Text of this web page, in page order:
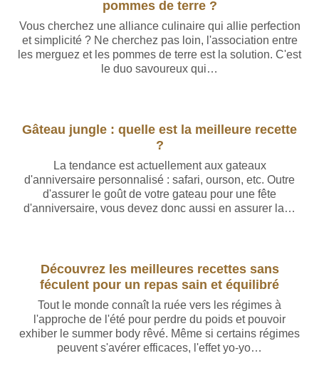
pommes de terre ?
Vous cherchez une alliance culinaire qui allie perfection
et simplicité ? Ne cherchez pas loin, l'association entre
les merguez et les pommes de terre est la solution. C'est
le duo savoureux qui…
Gâteau jungle : quelle est la meilleure recette
?
La tendance est actuellement aux gateaux
d'anniversaire personnalisé : safari, ourson, etc. Outre
d'assurer le goût de votre gateau pour une fête
d'anniversaire, vous devez donc aussi en assurer la…
Découvrez les meilleures recettes sans
féculent pour un repas sain et équilibré
Tout le monde connaît la ruée vers les régimes à
l'approche de l'été pour perdre du poids et pouvoir
exhiber le summer body rêvé. Même si certains régimes
peuvent s'avérer efficaces, l'effet yo-yo…